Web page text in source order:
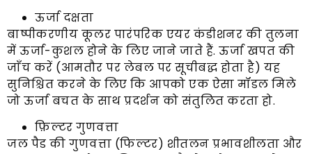
ऊर्जा दक्षता
बाष्पीकरणीय कूलर पारंपरिक एयर कंडीशनर की तुलना
में ऊर्जा-कुशल होने के लिए जाने जाते हैं. ऊर्जा खपत की
जाँच करें (आमतौर पर लेबल पर सूचीबद्ध होता है) यह
सुनिश्चित करने के लिए कि आपको एक ऐसा मॉडल मिले
जो ऊर्जा बचत के साथ प्रदर्शन को संतुलित करता हो.
फ़िल्टर गुणवत्ता
जल पैड की गुणवत्ता (फिल्टर) शीतलन प्रभावशीलता और